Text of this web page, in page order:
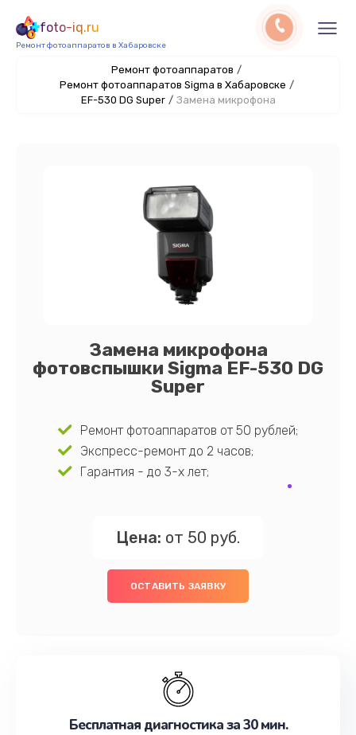
foto-iq.ru
Ремонт фотоаппаратов в Хабаровске
Ремонт фотоаппаратов /
Ремонт фотоаппаратов Sigma в Хабаровске /
EF-530 DG Super / Замена микрофона
Замена микрофона
фотовспышки Sigma EF-530 DG
Super
Ремонт фотоаппаратов от 50 рублей;
Экспресс-ремонт до 2 часов;
Гарантия - до 3-х лет;
Цена: от 50 руб.
ОСТАВИТЬ ЗАЯВКУ
Бесплатная диагностика за 30 мин.